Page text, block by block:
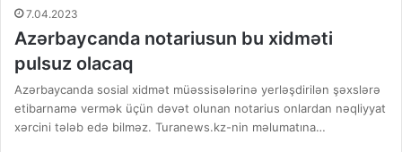
7.04.2023
Azərbaycanda notariusun bu xidməti
pulsuz olacaq
Azərbaycanda sosial xidmət müəssisələrinə yerləşdirilən şəxslərə
etibarnamə vermək üçün dəvət olunan notarius onlardan nəqliyyat
xərcini tələb edə bilməz. Turanews.kz-nin məlumatına…